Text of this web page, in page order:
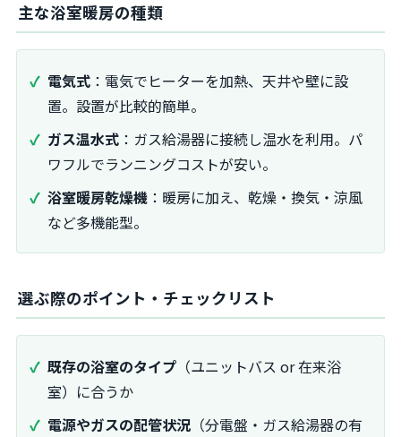
主な浴室暖房の種類
電気式 ：電気でヒーターを加熱、天井や壁に設
置。設置が比較的簡単。
ガス温水式 ：ガス給湯器に接続し温水を利用。パ
ワフルでランニングコストが安い。
浴室暖房乾燥機 ：暖房に加え、乾燥・換気・涼風
など多機能型。
選ぶ際のポイント・チェックリスト
既存の浴室のタイプ （ユニットバス or 在来浴
室）に合うか
電源やガスの配管状況 （分電盤・ガス給湯器の有